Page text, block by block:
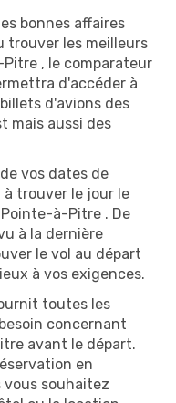
bonnes affaires
trouver les meilleurs
, le comparateur
d'accéder à
d'avions des
mais aussi des
vos dates de
à trouver le jour le
à-Pitre . De
à la dernière
le vol au départ
à vos exigences.
toutes les
concernant
avant le départ.
en
souhaitez